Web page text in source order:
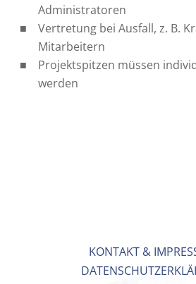
Administratoren
Vertretung bei Ausfall, z. B.
Mitarbeitern
Projektspitzen müssen
werden
KONTAKT &